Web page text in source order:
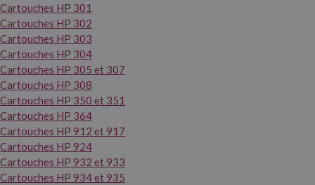
Cartouches HP 301
Cartouches HP 302
Cartouches HP 303
Cartouches HP 304
Cartouches HP 305 et 307
Cartouches HP 308
Cartouches HP 350 et 351
Cartouches HP 364
Cartouches HP 912 et 917
Cartouches HP 924
Cartouches HP 932 et 933
Cartouches HP 934 et 935